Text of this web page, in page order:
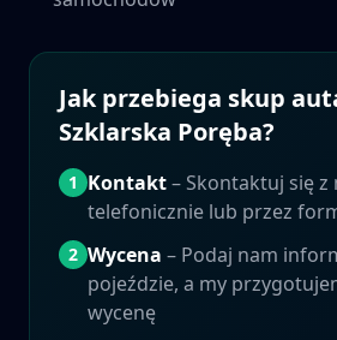
Jak przebiega skup
Szklarska Poręba?
1 Kontakt– Skontaktuj się z
telefonicznie lub przez
2 Wycena – Podaj nam
pojeździe, a my
wycenę